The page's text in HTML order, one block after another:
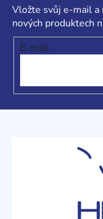
Vložte svůj e-mail a
nových produktech
E-mail